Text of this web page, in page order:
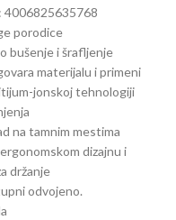
4006825635768
porodice
bušenje i šrafljenje
materijalu i primeni
jonskoj tehnologiji
na tamnim mestima
dizajnu i
držanje
odvojeno.